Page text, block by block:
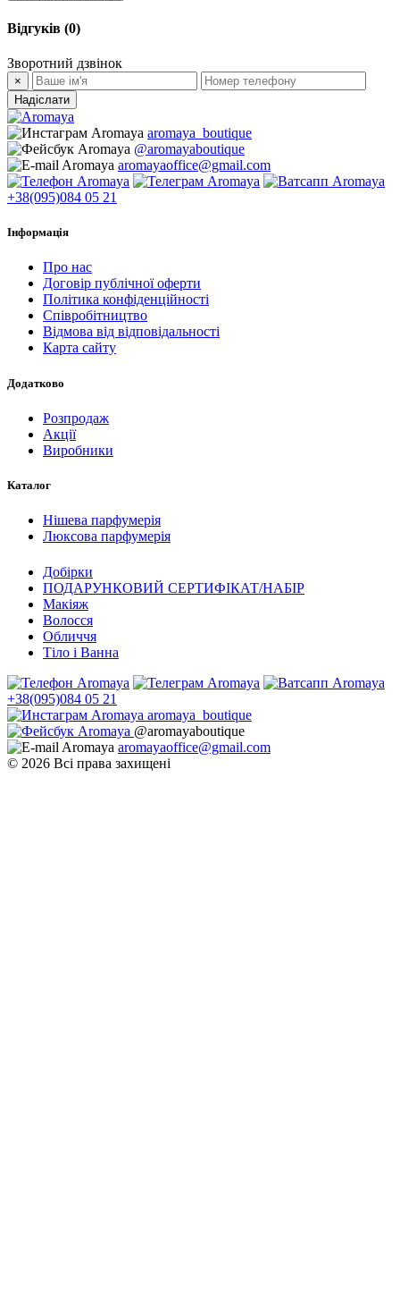
Відгуків (0)
Зворотний дзвінок
×
Надіслати
aromaya_boutique
@aromayaboutique
aromayaoffice@gmail.com
+38(095)084 05 21
Інформація
Про нас
Договір публічної оферти
Політика конфіденційності
Співробітництво
Відмова від відповідальності
Карта сайту
Додатково
Розпродаж
Акції
Виробники
Каталог
Нішева парфумерія
Люксова парфумерія
Добірки
ПОДАРУНКОВИЙ СЕРТИФІКАТ/НАБІР
Макіяж
Волосся
Обличчя
Тіло і Ванна
+38(095)084 05 21
aromaya_boutique
@aromayaboutique
aromayaoffice@gmail.com
© 2026 Всі права захищені